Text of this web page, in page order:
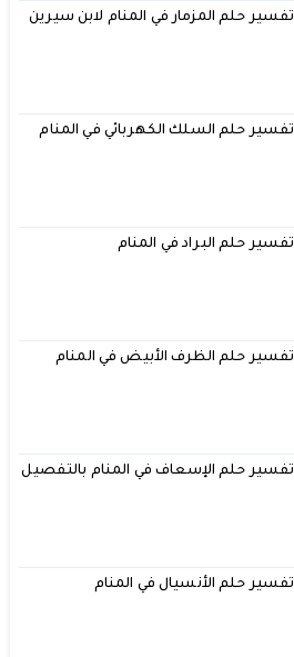
تفسير حلم المزمار في المنام لابن سيرين
تفسير حلم السلك الكهربائي في المنام
تفسير حلم البراد في المنام
تفسير حلم الظرف الأبيض في المنام
تفسير حلم الإسعاف في المنام بالتفصيل
تفسير حلم الأنسيال في المنام